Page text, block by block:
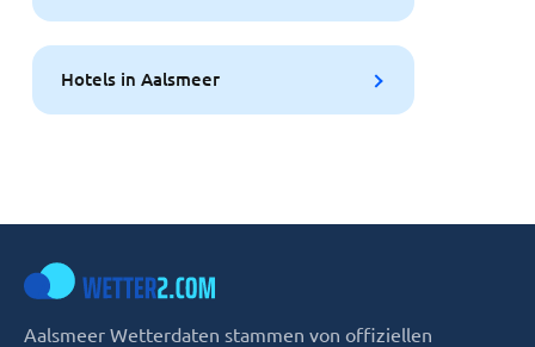
Hotels in Aalsmeer
Aalsmeer Wetterdaten stammen von offiziellen